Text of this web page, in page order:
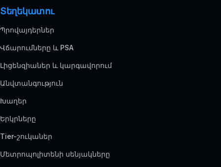
Տեղեկատու
Պրովայդերներ
Վճարումները և PSA
Լիցենզիաներ և կարգավորում
Անվտանգություն
Խաղեր
Երկրները
Tier-շուկաներ
Մետրոպոլիտենի սենյակները